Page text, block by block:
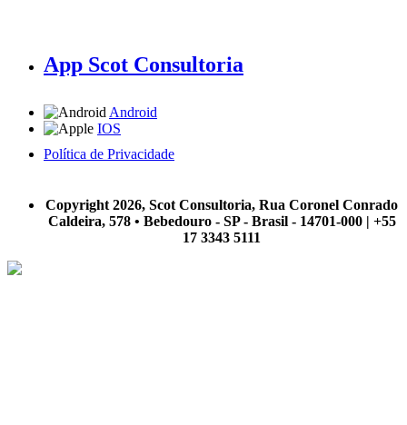
App Scot Consultoria
Android
IOS
Política de Privacidade
Copyright 2026, Scot Consultoria, Rua Coronel Conrado
Caldeira, 578 • Bebedouro - SP - Brasil - 14701-000 | +55
17 3343 5111